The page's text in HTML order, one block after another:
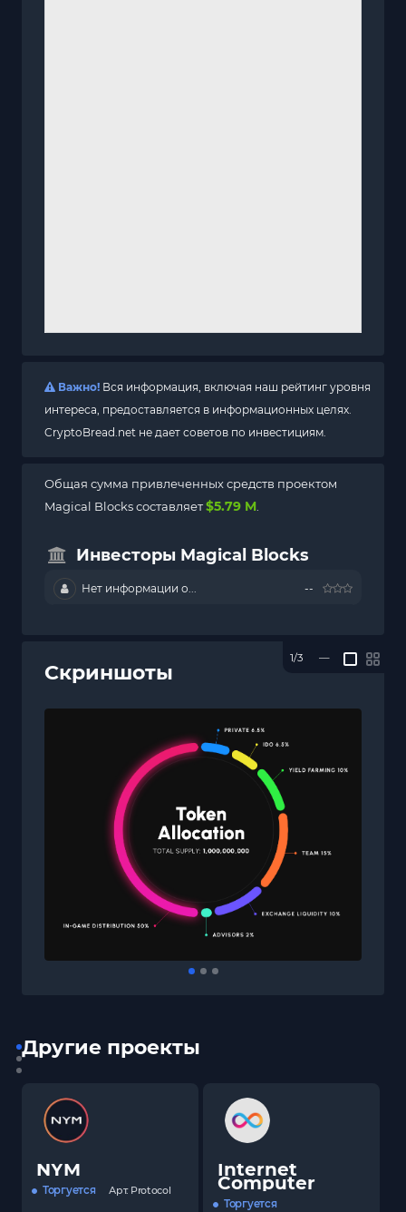
Важно! Вся информация, включая наш рейтинг уровня
интереса, предоставляется в информационных целях.
CryptoBread.net не дает советов по инвестициям.
Общая сумма привлеченных средств проектом
Magical Blocks составляет$5.79 M
Инвесторы Magical Blocks
Нет информации о... --
Скриншоты
1/3 —
Другие проекты
NYM
Торгуется Арт. Protocol
Internet
Computer
Торгуется